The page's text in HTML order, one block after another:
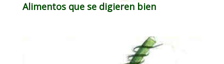
Alimentos que se digieren bien